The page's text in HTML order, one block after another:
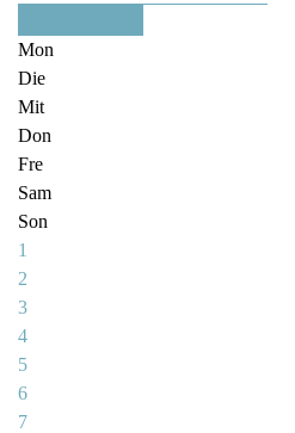
Mon
Die
Mit
Don
Fre
Sam
Son
1
2
3
4
5
6
7